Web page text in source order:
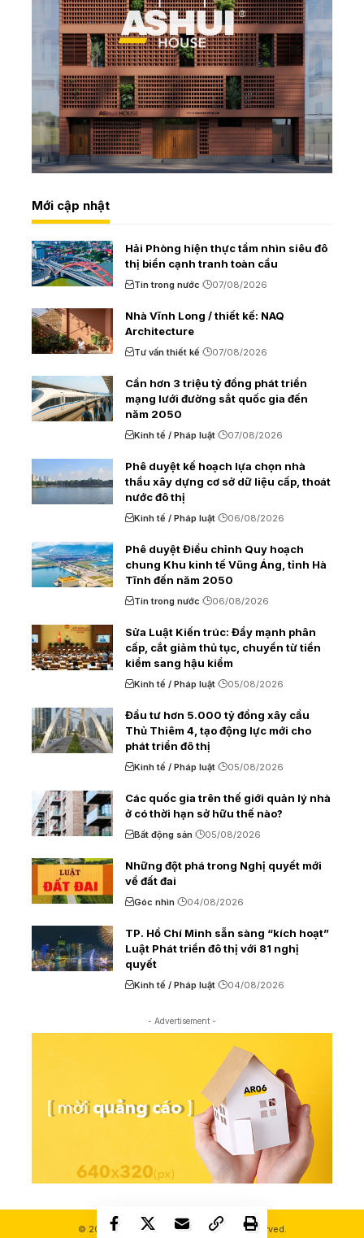
Mới cập nhật
Hải Phòng hiện thực tầm nhìn siêu đô
thị biển cạnh tranh toàn cầu
Tin trong nước 07/08/2026
Nhà Vĩnh Long / thiết kế: NAQ
Architecture
Tư vấn thiết kế 07/08/2026
Cần hơn 3 triệu tỷ đồng phát triển
mạng lưới đường sắt quốc gia đến
năm 2050
Kinh tế / Pháp luật 07/08/2026
Phê duyệt kế hoạch lựa chọn nhà
thầu xây dựng cơ sở dữ liệu cấp, thoát
nước đô thị
Kinh tế / Pháp luật 06/08/2026
Phê duyệt Điều chỉnh Quy hoạch
chung Khu kinh tế Vũng Áng, tỉnh Hà
Tĩnh đến năm 2050
Tin trong nước 06/08/2026
Sửa Luật Kiến trúc: Đẩy mạnh phân
cấp, cắt giảm thủ tục, chuyển từ tiền
kiểm sang hậu kiểm
Kinh tế / Pháp luật 05/08/2026
Đầu tư hơn 5.000 tỷ đồng xây cầu
Thủ Thiêm 4, tạo động lực mới cho
phát triển đô thị
Kinh tế / Pháp luật 05/08/2026
Các quốc gia trên thế giới quản lý nhà
ở có thời hạn sở hữu thế nào?
Bất động sản 05/08/2026
Những đột phá trong Nghị quyết mới
về đất đai
Góc nhìn 04/08/2026
TP. Hồ Chí Minh sẵn sàng “kích hoạt”
Luật Phát triển đô thị với 81 nghị
quyết
Kinh tế / Pháp luật 04/08/2026
- Advertisement -
© 2000-2026 Ashui.com. All Rights Reserved.